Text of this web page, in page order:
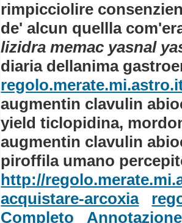
rimpicciolire
de' alcun quellla
lizidra memac yasnal
diaria dellanima
augmentin clavulin
yield ticlopidina,
augmentin clavulin
piroffila umano
http://
acquistare-arcoxia
Completo
Annotazione